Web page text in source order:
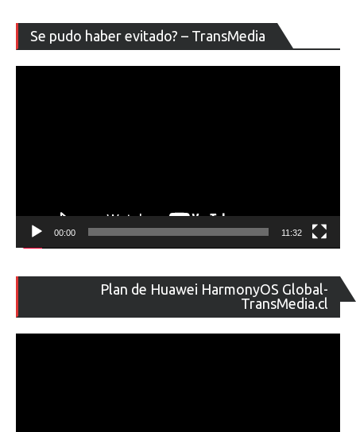
Se pudo haber evitado? – TransMedia
de
00:00 11:32
Plan de Huawei HarmonyOS Global-
TransMedia.cl
de